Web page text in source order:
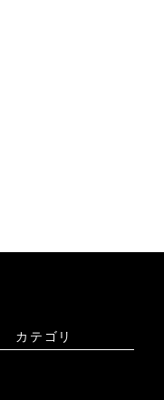
カテゴリ